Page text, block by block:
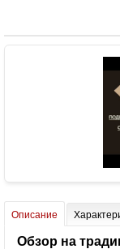
Описание
Обзор на